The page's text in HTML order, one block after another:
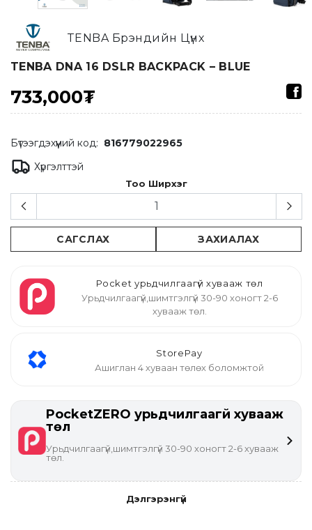
TENBA Брэндийн Цүнх
TENBA DNA 16 DSLR BACKPACK – BLUE
733,000₮
Бүтээгдэхүүний код: 816779022965
Хүргэлттэй
Тоо Ширхэг
САГСЛАХ ЗАХИАЛАХ
Pocket урьдчилгаагүй хувааж төл
Урьдчилгаагүй,шимтгэлгүй 30-90 хоногт 2-6
хувааж төл.
StorePay
Ашиглан 4 хуваан төлөх боломжтой
PocketZERO урьдчилгаагүй хувааж
төл
Урьдчилгаагүй,шимтгэлгүй 30-90 хоногт 2-6 хувааж
төл.
Дэлгэрэнгүй